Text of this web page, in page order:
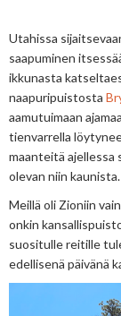
Utahissa
saapuminen
ikkunasta
naapuripuistosta
aamutuimaan
tienvarrella
maanteitä ajellessa
olevan niin kaunista.
Meillä oli Zioniin
onkin
suositulle reitille
edellisenä päivänä